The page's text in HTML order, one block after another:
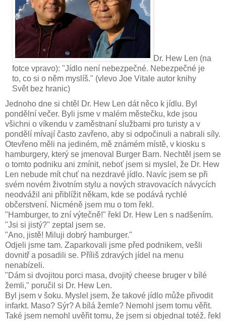
Dr. Hew Len (na
fotce vpravo): "Jídlo není nebezpečné. Nebezpečné je
to, co si o něm myslíš." (vlevo Joe Vitale autor knihy
Svět bez hranic)
Jednoho dne si chtěl Dr. Hew Len dát něco k jídlu. Byl
pondělní večer. Byli jsme v malém městečku, kde jsou
všichni o víkendu v zaměstnaní službami pro turisty a v
pondělí mívají často zavřeno, aby si odpočinuli a nabrali síly.
Otevřeno měli na jediném, mě známém místě, v kiosku s
hamburgery, který se jmenoval Burger Barn. Nechtěl jsem se
o tomto podniku ani zmínit, neboť jsem si myslel, že Dr. Hew
Len nebude mít chuť na nezdravé jídlo. Navíc jsem se při
svém novém životním stylu a nových stravovacích návycích
neodvážil ani přiblížit někam, kde se podává rychlé
občerstvení. Nicméně jsem mu o tom řekl.
"Hamburger, to zní výtečně!" řekl Dr. Hew Len s nadšením.
"Jsi si jistý?" zeptal jsem se.
"Ano, jistě! Miluji dobrý hamburger."
Odjeli jsme tam. Zaparkovali jsme před podnikem, vešli
dovnitř a posadili se. Příliš zdravých jídel na menu
nenabízeli.
"Dám si dvojitou porci masa, dvojitý cheese bruger v bílé
žemli," poručil si Dr. Hew Len.
Byl jsem v šoku. Myslel jsem, že takové jídlo může přivodit
infarkt. Maso? Sýr? A bílá žemle? Nemohl jsem tomu věřit.
Také jsem nemohl uvěřit tomu, že jsem si objednal totéž. řekl